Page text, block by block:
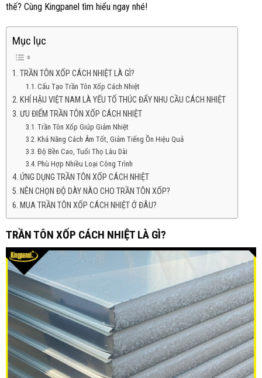
thế? Cùng Kingpanel tìm hiểu ngay nhé!
Mục lục
TRẦN TÔN XỐP CÁCH NHIỆT LÀ GÌ?
Cấu Tạo Trần Tôn Xốp Cách Nhiệt
KHÍ HẬU VIỆT NAM LÀ YẾU TỐ THÚC ĐẨY NHU CẦU CÁCH NHIỆT
ƯU ĐIỂM TRẦN TÔN XỐP CÁCH NHIỆT
Trần Tôn Xốp Giúp Giảm Nhiệt
Khả Năng Cách Âm Tốt, Giảm Tiếng Ồn Hiệu Quả
Độ Bền Cao, Tuổi Thọ Lâu Dài
Phù Hợp Nhiều Loại Công Trình
ỨNG DỤNG TRẦN TÔN XỐP CÁCH NHIỆT
NÊN CHỌN ĐỘ DÀY NÀO CHO TRẦN TÔN XỐP?
MUA TRẦN TÔN XỐP CÁCH NHIỆT Ở ĐÂU?
TRẦN TÔN XỐP CÁCH NHIỆT LÀ GÌ?